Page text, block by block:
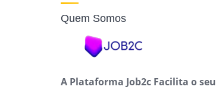
Quem Somos
A Plataforma Job2c Facilita o seu